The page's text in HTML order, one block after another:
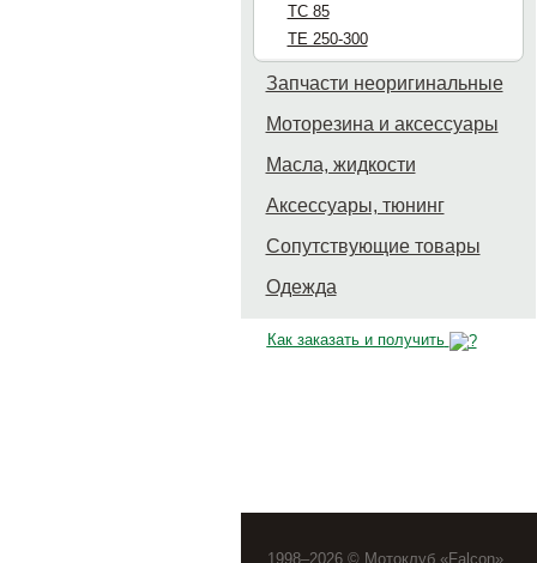
TC 85
TE 250-300
Запчасти неоригинальные
Моторезина и аксессуары
Масла, жидкости
Аксессуары, тюнинг
Сопутствующие товары
Одежда
Как заказать и получить
1998–2026 © Мотоклуб «Falcon»